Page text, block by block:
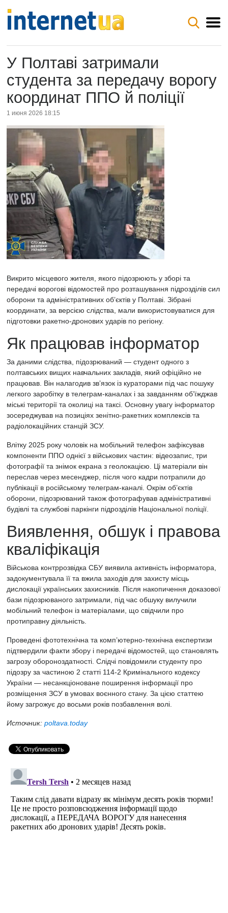
У Полтаві затримали
студента за передачу ворогу
координат ППО й поліції
1 июня 2026 18:15
Викрито місцевого жителя, якого підозрюють у зборі та
передачі ворогові відомостей про розташування підрозділів сил
оборони та адміністративних об’єктів у Полтаві. Зібрані
координати, за версією слідства, мали використовуватися для
підготовки ракетно-дронових ударів по регіону.
Як працював інформатор
За даними слідства, підозрюваний — студент одного з
полтавських вищих навчальних закладів, який офіційно не
працював. Він налагодив звʼязок із кураторами під час пошуку
легкого заробітку в телеграм-каналах і за завданням об’їжджав
міські території та околиці на таксі. Основну увагу інформатор
зосереджував на позиціях зенітно-ракетних комплексів та
радіолокаційних станцій ЗСУ.
Влітку 2025 року чоловік на мобільний телефон зафіксував
компоненти ППО однієї з військових частин: відеозапис, три
фотографії та знімок екрана з геолокацією. Ці матеріали він
переслав через месенджер, після чого кадри потрапили до
публікації в російському телеграм-каналі. Окрім об’єктів
оборони, підозрюваний також фотографував адміністративні
будівлі та службові паркінги підрозділів Національної поліції.
Виявлення, обшук і правова
кваліфікація
Військова контррозвідка СБУ виявила активність інформатора,
задокументувала її та вжила заходів для захисту місць
дислокації українських захисників. Після накопичення доказової
бази підозрюваного затримали, під час обшуку вилучили
мобільний телефон із матеріалами, що свідчили про
протиправну діяльність.
Проведені фототехнічна та комп’ютерно-технічна експертизи
підтвердили факти збору і передачі відомостей, що становлять
загрозу обороноздатності. Слідчі повідомили студенту про
підозру за частиною 2 статті 114-2 Кримінального кодексу
України — несанкціоноване поширення інформації про
розміщення ЗСУ в умовах воєнного стану. За цією статтею
йому загрожує до восьми років позбавлення волі.
Источник: poltava.today